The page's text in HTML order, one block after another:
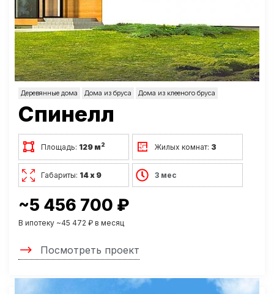
Деревянные дома Дома из бруса Дома из клееного бруса
Спинелл
Площадь: 129 м2 Жилых комнат: 3
Габариты: 14 х 9 3 мес
~5 456 700 ₽
В ипотеку ~45 472 ₽ в месяц
Посмотреть проект